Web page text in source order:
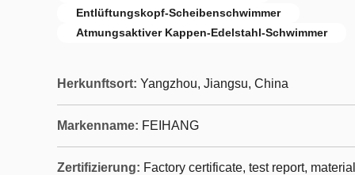
Entlüftungskopf-Scheibenschwimmer
Atmungsaktiver Kappen-Edelstahl-Schwimmer
Herkunftsort: Yangzhou, Jiangsu, China
Markenname: FEIHANG
Zertifizierung: Factory certificate, test report,